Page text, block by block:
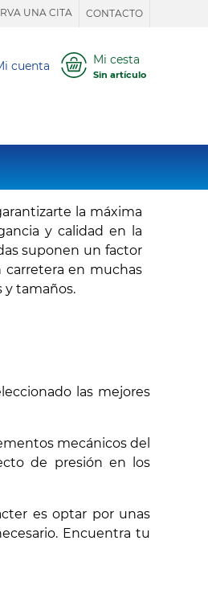
UNA CITA CONTACTO
cuenta Mi cesta
Sin artículo
la máxima
y calidad en la
suponen un factor
carretera en muchas
y tamaños.
las mejores
mecánicos del
de presión en los
es optar por unas
Encuentra tu